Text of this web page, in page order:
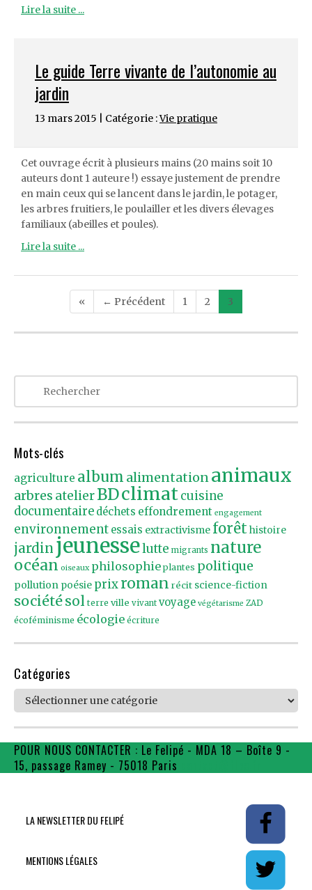
Lire la suite ...
Le guide Terre vivante de l’autonomie au
jardin
13 mars 2015 | Catégorie :Vie pratique
Cet ouvrage écrit à plusieurs mains (20 mains soit 10
auteurs dont 1 auteure !) essaye justement de prendre
en main ceux qui se lancent dans le jardin, le potager,
les arbres fruitiers, le poulailler et les divers élevages
familiaux (abeilles et poules).
Lire la suite ...
navigation « ← Précédent 1 2 3
Mots-clés
agriculture album alimentationanimaux
arbres atelierBDclimatcuisine
documentaire déchets effondrement engagement
environnement essais extractivisme forêthistoire
jardin jeunesselutte migrants nature
océan oiseaux philosophie plantes politique
pollution poésie prixroman récit science-fiction
sociétésol terre ville vivant voyage végétarisme ZAD
écoféminisme écologie écriture
Catégories
Catégories
POUR NOUS CONTACTER : Le Felipé - MDA 18 – Boîte 9 -
15, passage Ramey - 75018 Paris
LA NEWSLETTER DU FELIPÉ
MENTIONS LÉGALES